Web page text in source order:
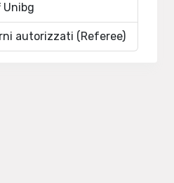
autorizzati (Referee)